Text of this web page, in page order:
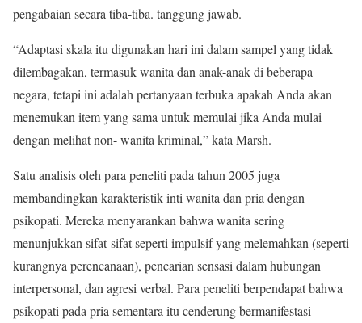
pengabaian secara tiba-tiba. tanggung jawab.
“Adaptasi skala itu digunakan hari ini dalam sampel yang tidak
dilembagakan, termasuk wanita dan anak-anak di beberapa
negara, tetapi ini adalah pertanyaan terbuka apakah Anda akan
menemukan item yang sama untuk memulai jika Anda mulai
dengan melihat non- wanita kriminal,” kata Marsh.
Satu analisis oleh para peneliti pada tahun 2005 juga
membandingkan karakteristik inti wanita dan pria dengan
psikopati. Mereka menyarankan bahwa wanita sering
menunjukkan sifat-sifat seperti impulsif yang melemahkan (seperti
kurangnya perencanaan), pencarian sensasi dalam hubungan
interpersonal, dan agresi verbal. Para peneliti berpendapat bahwa
psikopati pada pria sementara itu cenderung bermanifestasi